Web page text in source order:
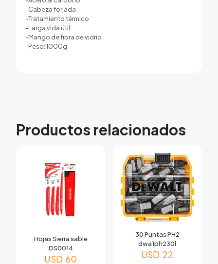
-Cabeza forjada
-Tratamiento térmico
-Larga vida útil
-Mango de fibra de vidrio
-Peso: 1000g
Productos relacionados
Hojas Sierra sable
DS0014
USD 60
30 Puntas PH2
dwa1ph230l
USD 22